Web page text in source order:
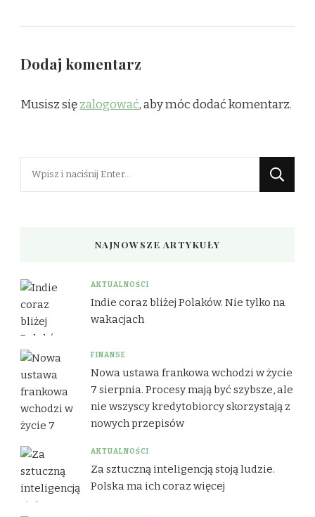
Dodaj komentarz
Musisz sięzalogować, aby móc dodać komentarz.
Szukasz
NAJNOWSZE ARTYKUŁY
AKTUALNOŚCI
Indie coraz bliżej Polaków. Nie tylko na
wakacjach
FINANSE
Nowa ustawa frankowa wchodzi w życie
7 sierpnia. Procesy mają być szybsze, ale
nie wszyscy kredytobiorcy skorzystają z
nowych przepisów
AKTUALNOŚCI
Za sztuczną inteligencją stoją ludzie.
Polska ma ich coraz więcej